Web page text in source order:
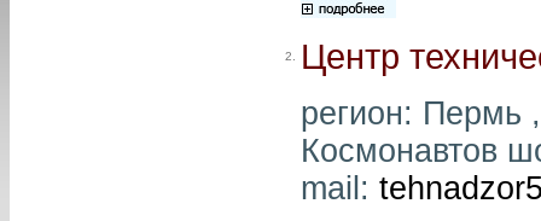
2. Центр
регион: Пермь
Космонавтов
mail: